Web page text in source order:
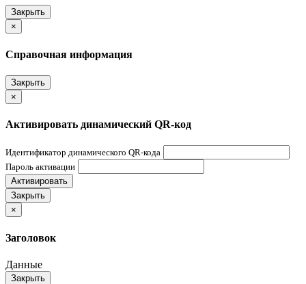
Закрыть
×
Справочная информация
Закрыть
×
Активировать динамический QR-код
Идентификатор динамического QR-кода
Пароль активации
Активировать
Закрыть
×
Заголовок
Данные
Закрыть